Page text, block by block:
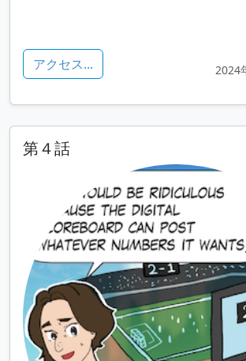
アクセス... 2024
第４話